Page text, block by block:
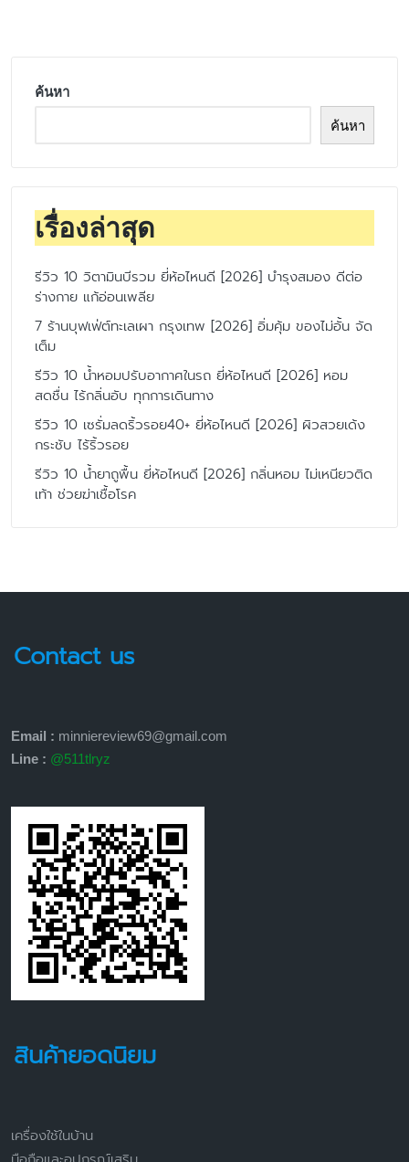
ค้นหา
ค้นหา
เรื่องล่าสุด
รีวิว 10 วิตามินบีรวม ยี่ห้อไหนดี [2026] บำรุงสมอง ดีต่อ
ร่างกาย แก้อ่อนเพลีย
7 ร้านบุฟเฟ่ต์ทะเลเผา กรุงเทพ [2026] อิ่มคุ้ม ของไม่อั้น จัด
เต็ม
รีวิว 10 น้ำหอมปรับอากาศในรถ ยี่ห้อไหนดี [2026] หอม
สดชื่น ไร้กลิ่นอับ ทุกการเดินทาง
รีวิว 10 เซรั่มลดริ้วรอย40+ ยี่ห้อไหนดี [2026] ผิวสวยเด้ง
กระชับ ไร้ริ้วรอย
รีวิว 10 น้ำยาถูพื้น ยี่ห้อไหนดี [2026] กลิ่นหอม ไม่เหนียวติด
เท้า ช่วยฆ่าเชื้อโรค
Contact us
Email : minniereview69@gmail.com
Line : @511tlryz
สินค้ายอดนิยม
เครื่องใช้ในบ้าน